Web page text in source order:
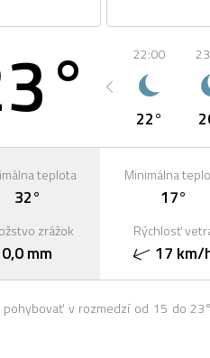
22:00
22°
teplota
32°
zrážok
0,0 mm
Minimálna
17°
Rýchlosť
17 km/
v rozmedzí od 15 do